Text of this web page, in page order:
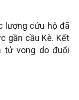
lượng cứu hộ đã
gần cầu Kè. Kết
tử vong do đuối